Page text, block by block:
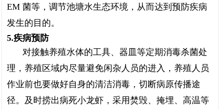
EM 菌等，调节池塘水生态环境，从而达到预防疾病
发生的目的。
5.疾病预防
对接触养殖水体的工具、器皿等定期消毒杀菌处
理，养殖区域内尽量避免闲杂人员的进入，养殖人员
作业前也要做好自身的清洁消毒，切断病原传播途
径。及时捞出病死小龙虾，采用焚毁、掩埋、高温等